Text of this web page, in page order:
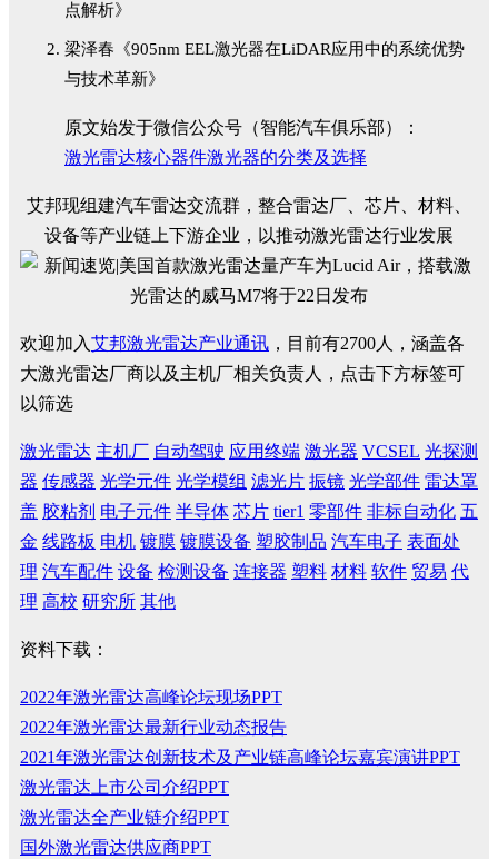
点解析》
梁泽春《905nm EEL激光器在LiDAR应用中的系统优势
与技术革新》
原文始发于微信公众号（智能汽车俱乐部）：
激光雷达核心器件激光器的分类及选择
艾邦现组建汽车雷达交流群，整合雷达厂、芯片、材料、
设备等产业链上下游企业，以推动激光雷达行业发展
欢迎加入艾邦激光雷达产业通讯 ，目前有2700人，涵盖各
大激光雷达厂商以及主机厂相关负责人，点击下方标签可
以筛选
激光雷达 主机厂 自动驾驶 应用终端 激光器 VCSEL 光探测
器 传感器 光学元件 光学模组 滤光片 振镜 光学部件 雷达罩
盖 胶粘剂 电子元件 半导体 芯片 tier1 零部件 非标自动化 五
金 线路板 电机 镀膜 镀膜设备 塑胶制品 汽车电子 表面处
理 汽车配件 设备 检测设备 连接器 塑料 材料 软件 贸易 代
理 高校 研究所 其他
资料下载：
2022年激光雷达高峰论坛现场PPT
2022年激光雷达最新行业动态报告
2021年激光雷达创新技术及产业链高峰论坛嘉宾演讲PPT
激光雷达上市公司介绍PPT
激光雷达全产业链介绍PPT
国外激光雷达供应商PPT